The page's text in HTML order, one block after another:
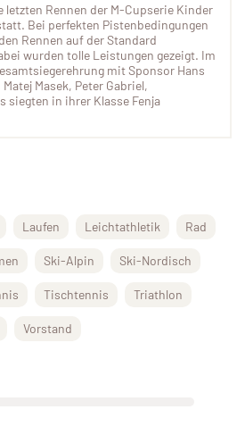
letzten Rennen der M-Cupserie Kinder
Bei perfekten Pistenbedingungen
Rennen auf der Standard
wurden tolle Leistungen gezeigt. Im
mit Sponsor Hans
Masek, Peter Gabriel,
siegten in ihrer Klasse Fenja
Laufen Leichtathletik Rad
Ski-Alpin Ski-Nordisch
Tischtennis Triathlon
Vorstand